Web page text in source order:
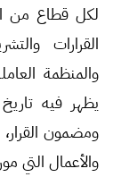
لكل قطاع من
القرارات
والمنظمة
يظهر فيه
ومضمون
والأعمال التي